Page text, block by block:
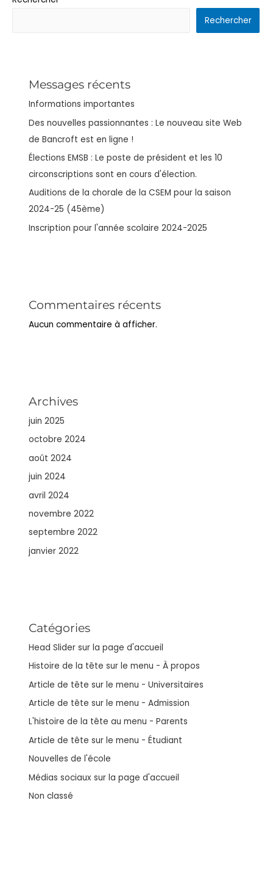
Rechercher
Messages récents
Informations importantes
Des nouvelles passionnantes : Le nouveau site Web
de Bancroft est en ligne !
Élections EMSB : Le poste de président et les 10
circonscriptions sont en cours d'élection.
Auditions de la chorale de la CSEM pour la saison
2024-25 (45ème)
Inscription pour l'année scolaire 2024-2025
Commentaires récents
Aucun commentaire à afficher.
Archives
juin 2025
octobre 2024
août 2024
juin 2024
avril 2024
novembre 2022
septembre 2022
janvier 2022
Catégories
Head Slider sur la page d'accueil
Histoire de la tête sur le menu - À propos
Article de tête sur le menu - Universitaires
Article de tête sur le menu - Admission
L'histoire de la tête au menu - Parents
Article de tête sur le menu - Étudiant
Nouvelles de l'école
Médias sociaux sur la page d'accueil
Non classé